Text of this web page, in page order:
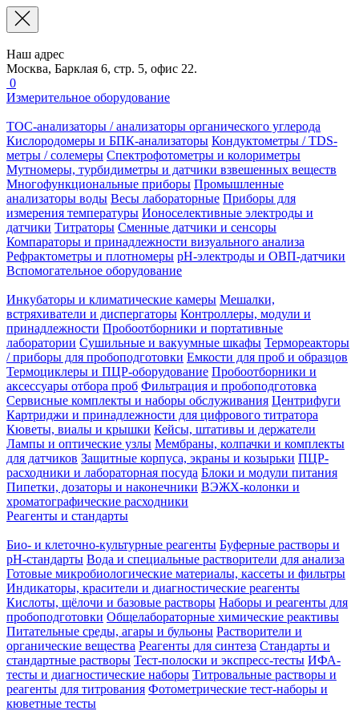
Наш адрес
Москва, Барклая 6, стр. 5, офис 22.
0
Измерительное оборудование
TOC-анализаторы / анализаторы органического углерода
Кислородомеры и БПК-анализаторы Кондуктометры / TDS-
метры / солемеры Спектрофотометры и колориметры
Мутномеры, турбидиметры и датчики взвешенных веществ
Многофункциональные приборы Промышленные
анализаторы воды Весы лабораторные Приборы для
измерения температуры Ионоселективные электроды и
датчики Титраторы Сменные датчики и сенсоры
Компараторы и принадлежности визуального анализа
Рефрактометры и плотномеры pH-электроды и ОВП-датчики
Вспомогательное оборудование
Инкубаторы и климатические камеры Мешалки,
встряхиватели и диспергаторы Контроллеры, модули и
принадлежности Пробоотборники и портативные
лаборатории Сушильные и вакуумные шкафы Термореакторы
/ приборы для пробоподготовки Емкости для проб и образцов
Термоциклеры и ПЦР-оборудование Пробоотборники и
аксессуары отбора проб Фильтрация и пробоподготовка
Сервисные комплекты и наборы обслуживания Центрифуги
Картриджи и принадлежности для цифрового титратора
Кюветы, виалы и крышки Кейсы, штативы и держатели
Лампы и оптические узлы Мембраны, колпачки и комплекты
для датчиков Защитные корпуса, экраны и козырьки ПЦР-
расходники и лабораторная посуда Блоки и модули питания
Пипетки, дозаторы и наконечники ВЭЖХ-колонки и
хроматографические расходники
Реагенты и стандарты
Био- и клеточно-культурные реагенты Буферные растворы и
pH-стандарты Вода и специальные растворители для анализа
Готовые микробиологические материалы, кассеты и фильтры
Индикаторы, красители и диагностические реагенты
Кислоты, щёлочи и базовые растворы Наборы и реагенты для
пробоподготовки Общелабораторные химические реактивы
Питательные среды, агары и бульоны Растворители и
органические вещества Реагенты для синтеза Стандарты и
стандартные растворы Тест-полоски и экспресс-тесты ИФА-
тесты и диагностические наборы Титровальные растворы и
реагенты для титрования Фотометрические тест-наборы и
кюветные тесты